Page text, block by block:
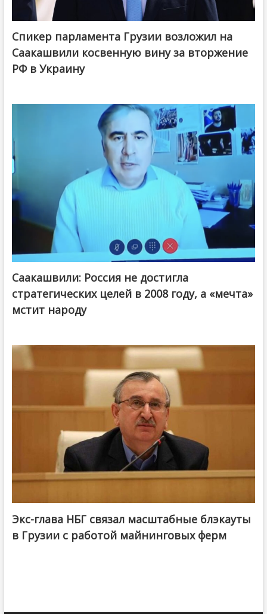
Спикер парламента Грузии возложил на
Саакашвили косвенную вину за вторжение
РФ в Украину
Саакашвили: Россия не достигла
стратегических целей в 2008 году, а «мечта»
мстит народу
Экс-глава НБГ связал масштабные блэкауты
в Грузии с работой майнинговых ферм